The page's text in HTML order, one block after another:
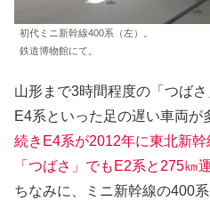
初代ミニ新幹線400系（左）。
鉄道博物館にて。
山形まで3時間程度の「つば
E4系といった足の遅い車両が
続きE4系が2012年に東北新幹
「つばさ」でもE2系と275㎞
ちなみに、ミニ新幹線の400